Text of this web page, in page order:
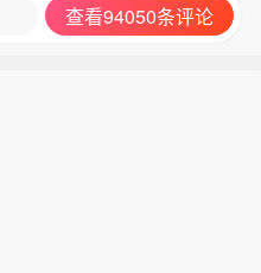
查看94050条评论